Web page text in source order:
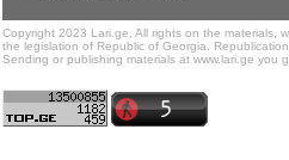
Copyright 2023 Lari.ge, All rights on the materials,
the legislation of Republic of Georgia.
Sending or publishing materials at www.lari.ge you